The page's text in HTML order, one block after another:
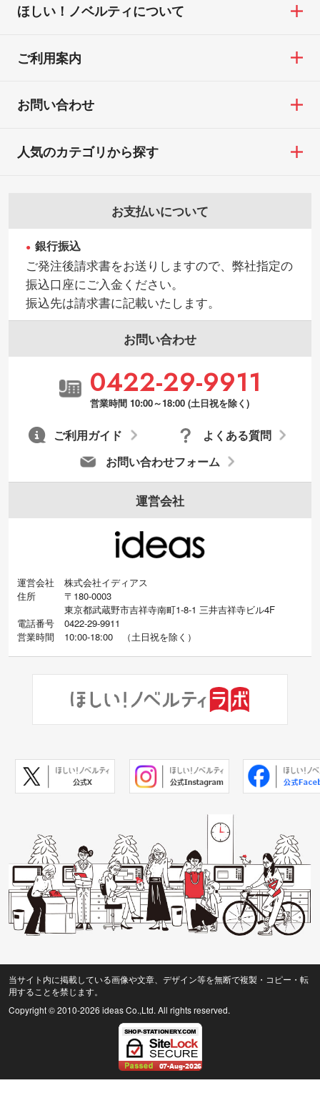
ほしい！ノベルティについて
ご利用案内
お問い合わせ
お支払いについて
銀行振込
ご発注後請求書をお送りしますので、弊社指定の
振込口座にご入金ください。
振込先は請求書に記載いたします。
お問い合わせ
0422-29-9911
営業時間 10:00～18:00 (土日祝を除く)
お問い合わせフォーム
よくある質問
ご利用ガイド
運営会社
運営会社
株式会社イディアス
住所
〒180-0003
東京都武蔵野市吉祥寺南町1-8-1 三井吉祥寺ビル4F
電話番号
0422-29-9911
営業時間
10:00-18:00 （土日祝を除く）
人気のカテゴリから探す
当サイト内に掲載している画像や文章、デザイン等を無断で複製・コピー・転
用することを禁じます。
Copyright © 2010-2026 ideas Co.,Ltd. All rights reserved.